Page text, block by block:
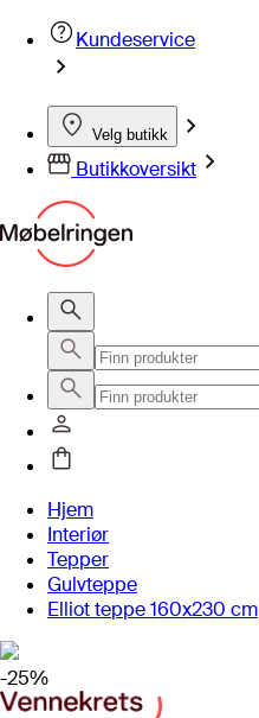
Kundeservice
Velg butikk
Butikkoversikt
Hjem
Interiør
Tepper
Gulvteppe
Elliot teppe 160x230 cm
-25%